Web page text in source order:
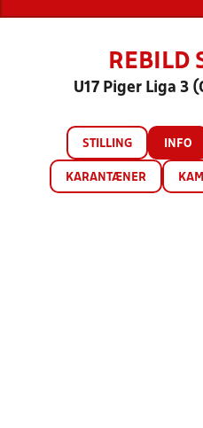
REBILD
U17 Piger Liga 3
STILLING INFO
KARANTÆNER